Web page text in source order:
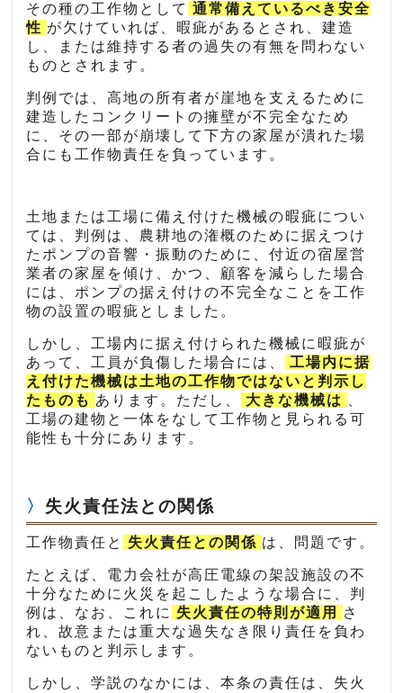
その種の工作物として 通常備えているべき安全
性 が欠けていれば、暇疵があるとされ、建造
し、または維持する者の過失の有無を問わない
ものとされます。
判例では、高地の所有者が崖地を支えるために
建造したコンクリートの擁壁が不完全なため
に、その一部が崩壊して下方の家屋が潰れた場
合にも工作物責任を負っています。
土地または工場に備え付けた機械の暇疵につい
ては、判例は、農耕地の潅概のために据えつけ
たポンプの音響・振動のために、付近の宿屋営
業者の家屋を傾け、かつ、顧客を減らした場合
には、ポンプの据え付けの不完全なことを工作
物の設置の暇疵としました。
しかし、工場内に据え付けられた機械に暇疵が
あって、工員が負傷した場合には、
工場内に据
え付けた機械は土地の工作物ではないと判示し
たものも あります。ただし、 大きな機械は
工場の建物と一体をなして工作物と見られる可
能性も十分にあります。
失火責任法との関係
工作物責任と 失火責任との関係 は、問題です。
たとえば、電力会社が高圧電線の架設施設の不
十分なために火災を起こしたような場合に、判
例は、なお、これに 失火責任の特則が適用
さ
れ、故意または重大な過失なき限り責任を負わ
ないものと判示します。
しかし、学説のなかには、本条の責任は、失火